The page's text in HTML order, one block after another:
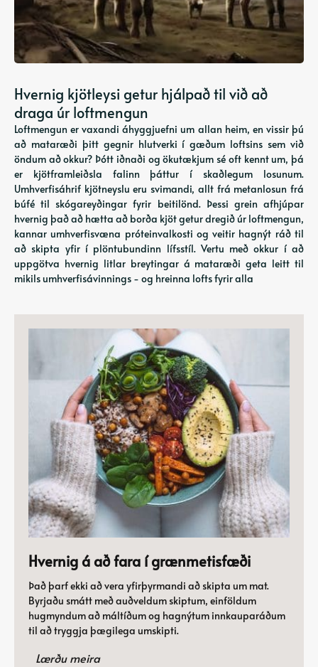
Hvernig kjötleysi getur hjálpað til við að
draga úr loftmengun
Loftmengun er vaxandi áhyggjuefni um allan heim, en vissir þú
að mataræði þitt gegnir hlutverki í gæðum loftsins sem við
öndum að okkur? Þótt iðnaði og ökutækjum sé oft kennt um, þá
er kjötframleiðsla falinn þáttur í skaðlegum losunum.
Umhverfisáhrif kjötneyslu eru svimandi, allt frá metanlosun frá
búfé til skógareyðingar fyrir beitilönd. Þessi grein afhjúpar
hvernig það að hætta að borða kjöt getur dregið úr loftmengun,
kannar umhverfisvæna próteinvalkosti og veitir hagnýt ráð til
að skipta yfir í plöntubundinn lífsstíl. Vertu með okkur í að
uppgötva hvernig litlar breytingar á mataræði geta leitt til
mikils umhverfisávinnings - og hreinna lofts fyrir alla
Hvernig á að fara í grænmetisfæði
Það þarf ekki að vera yfirþyrmandi að skipta um mat.
Byrjaðu smátt með auðveldum skiptum, einföldum
hugmyndum að máltíðum og hagnýtum innkauparáðum
til að tryggja þægilega umskipti.
Lærðu meira